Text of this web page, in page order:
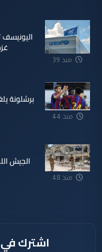
منذ 39
منذ 44
برشلونة
منذ 48
الجيش
اشترك في